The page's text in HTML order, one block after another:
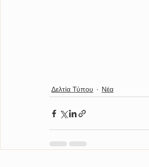
Δελτία Τύπου Νέα